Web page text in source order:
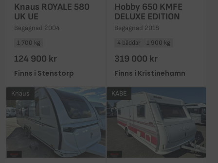
Knaus ROYALE 580
UK UE
Begagnad 2004
1 700 kg
124 900 kr
Finns i Stenstorp
Hobby 650 KMFE
DELUXE EDITION
Begagnad 2018
4 bäddar 1 900 kg
319 000 kr
Finns i Kristinehamn
Knaus KABE